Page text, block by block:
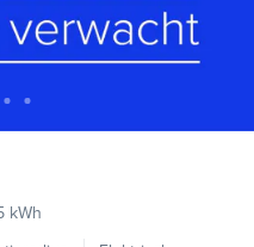
kWh